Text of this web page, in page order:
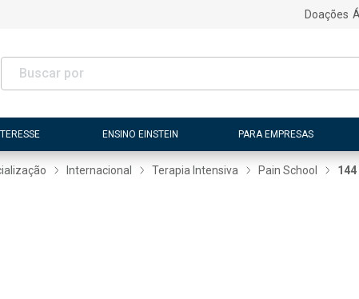
Doações
ENSINO EINSTEIN PARA EMPRESAS
Internacional Terapia Intensiva Pain School 144